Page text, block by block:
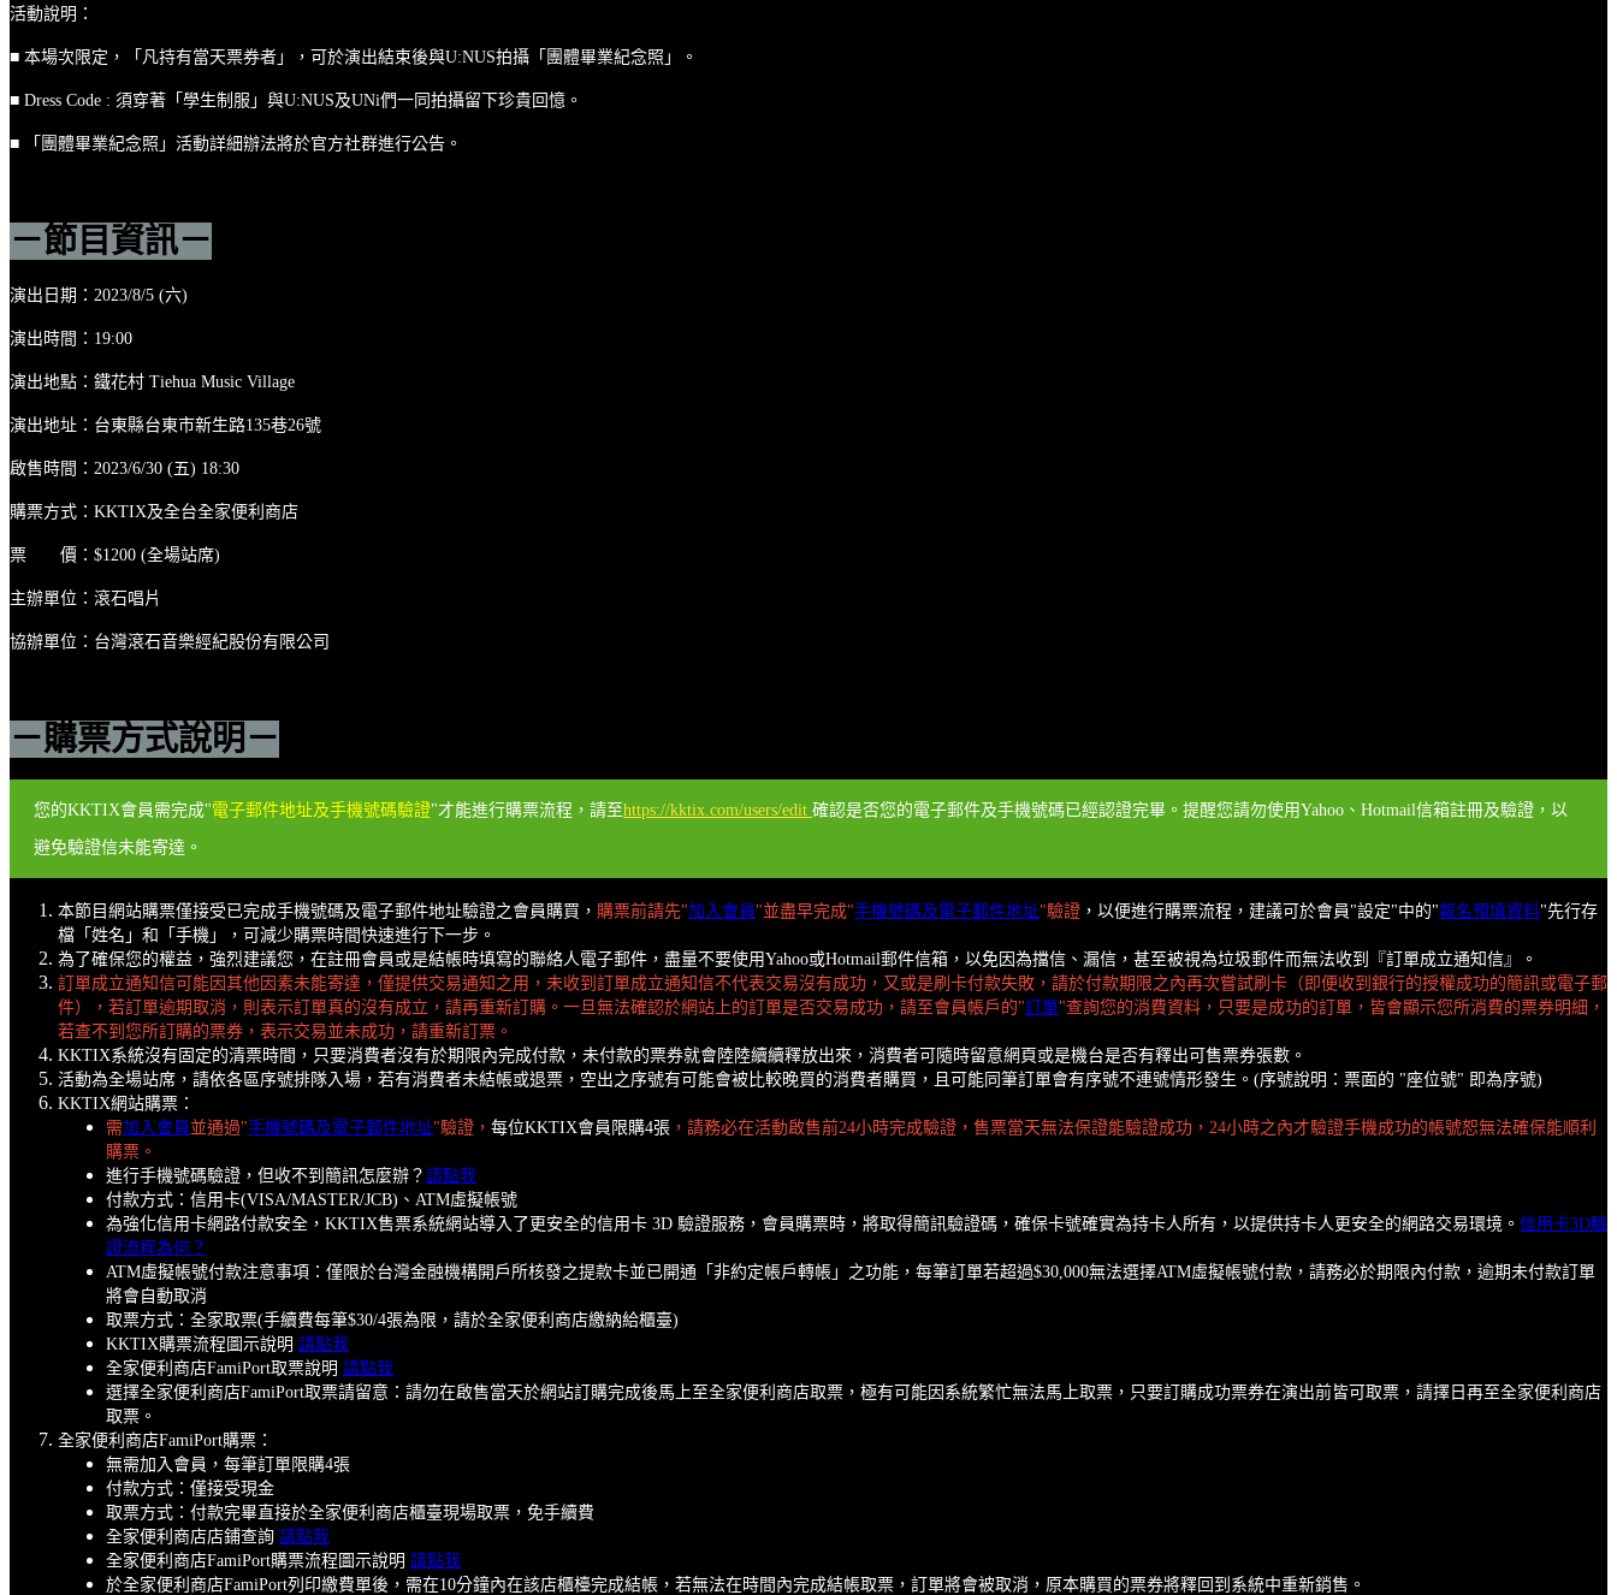
活動說明：
■ 本場次限定，「凡持有當天票券者」，可於演出結束後與U:NUS拍攝「團體畢業紀念照」。
■ Dress Code : 須穿著「學生制服」與U:NUS及UNi們一同拍攝留下珍貴回憶。
■ 「團體畢業紀念照」活動詳細辦法將於官方社群進行公告。
－節目資訊－
演出日期：2023/8/5 (六)
演出時間：19:00
演出地點：鐵花村 Tiehua Music Village
演出地址：台東縣台東市新生路135巷26號
啟售時間：2023/6/30 (五) 18:30
購票方式：KKTIX及全台全家便利商店
票 價：$1200 (全場站席)
主辦單位：滾石唱片
協辦單位：台灣滾石音樂經紀股份有限公司
－購票方式說明－
您的KKTIX會員需完成"電子郵件地址及手機號碼驗證"才能進行購票流程，請至https://kktix.com/users/edit 確認是否您的電子郵件及手機號碼已經認證完畢。提醒您請勿使用Yahoo、Hotmail信箱註冊及驗證，以
避免驗證信未能寄達。
本節目網站購票僅接受已完成手機號碼及電子郵件地址驗證之會員購買， 購票前請先"加入會員 "並盡早完成"手機號碼及電子郵件地址"驗證 ，以便進行購票流程，建議可於會員"設定"中的"報名預填資料"先行存
檔「姓名」和「手機」，可減少購票時間快速進行下一步。
為了確保您的權益，強烈建議您，在註冊會員或是結帳時填寫的聯絡人電子郵件，盡量不要使用Yahoo或Hotmail郵件信箱，以免因為擋信、漏信，甚至被視為垃圾郵件而無法收到『訂單成立通知信』。
訂單成立通知信可能因其他因素未能寄達，僅提供交易通知之用，未收到訂單成立通知信不代表交易沒有成功，又或是刷卡付款失敗，請於付款期限之內再次嘗試刷卡（即便收到銀行的授權成功的簡訊或電子郵
件），若訂單逾期取消，則表示訂單真的沒有成立，請再重新訂購。一旦無法確認於網站上的訂單是否交易成功，請至會員帳戶的"訂單"查詢您的消費資料，只要是成功的訂單，皆會顯示您所消費的票券明細，
若查不到您所訂購的票券，表示交易並未成功，請重新訂票。
KKTIX系統沒有固定的清票時間，只要消費者沒有於期限內完成付款，未付款的票券就會陸陸續續釋放出來，消費者可隨時留意網頁或是機台是否有釋出可售票券張數。
活動為全場站席，請依各區序號排隊入場，若有消費者未結帳或退票，空出之序號有可能會被比較晚買的消費者購買，且可能同筆訂單會有序號不連號情形發生。(序號說明：票面的 "座位號" 即為序號)
KKTIX網站購票：
需加入會員 並通過"手機號碼及電子郵件地址"驗證， 每位KKTIX會員限購4張 ，請務必在活動啟售前24小時完成驗證，售票當天無法保證能驗證成功，24小時之內才驗證手機成功的帳號恕無法確保能順利
購票。
進行手機號碼驗證，但收不到簡訊怎麼辦？ 請點我
付款方式：信用卡(VISA/MASTER/JCB)、ATM虛擬帳號
為強化信用卡網路付款安全，KKTIX售票系統網站導入了更安全的信用卡 3D 驗證服務，會員購票時，將取得簡訊驗證碼，確保卡號確實為持卡人所有，以提供持卡人更安全的網路交易環境。 信用卡3D驗
證流程為何？
ATM虛擬帳號付款注意事項：僅限於台灣金融機構開戶所核發之提款卡並已開通「非約定帳戶轉帳」之功能，每筆訂單若超過$30,000無法選擇ATM虛擬帳號付款，請務必於期限內付款，逾期未付款訂單
將會自動取消
取票方式：全家取票(手續費每筆$30/4張為限，請於全家便利商店繳納給櫃臺)
KKTIX購票流程圖示說明 請點我
全家便利商店FamiPort取票說明 請點我
選擇全家便利商店FamiPort取票請留意：請勿在啟售當天於網站訂購完成後馬上至全家便利商店取票，極有可能因系統繁忙無法馬上取票，只要訂購成功票券在演出前皆可取票，請擇日再至全家便利商店
取票。
全家便利商店FamiPort購票：
無需加入會員，每筆訂單限購4張
付款方式：僅接受現金
取票方式：付款完畢直接於全家便利商店櫃臺現場取票，免手續費
全家便利商店店鋪查詢 請點我
全家便利商店FamiPort購票流程圖示說明 請點我
於全家便利商店FamiPort列印繳費單後，需在10分鐘內在該店櫃檯完成結帳，若無法在時間內完成結帳取票，訂單將會被取消，原本購買的票券將釋回到系統中重新銷售。